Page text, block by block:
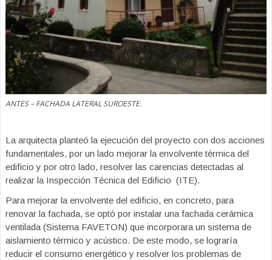
ANTES – FACHADA LATERAL SUROESTE.
La arquitecta planteó la ejecución del proyecto con dos acciones
fundamentales, por un lado mejorar la envolvente térmica del
edificio y por otro lado, resolver las carencias detectadas al
realizar la Inspección Técnica del Edificio (ITE).
Para mejorar la envolvente del edificio, en concreto, para
renovar la fachada, se optó por instalar una fachada cerámica
ventilada (Sistema FAVETON) que incorporara un sistema de
aislamiento térmico y acústico. De este modo, se lograría
reducir el consumo energético y resolver los problemas de